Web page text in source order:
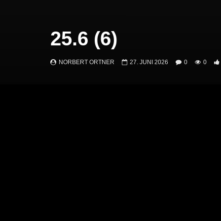
25.6 (6)
NORBERT ORTNER 27. JUNI 2026 0 0